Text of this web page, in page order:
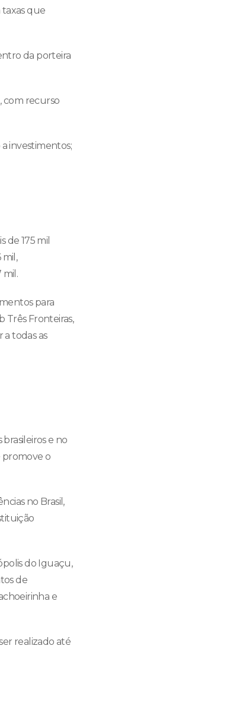
que
da porteira
com recurso
investimentos;
de 175 mil
mil,
mil.
para
Três Fronteiras,
todas as
e no
promove o
no Brasil,
do Iguaçu,
de
e
realizado até